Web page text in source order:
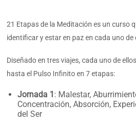
21 Etapas de la Meditación es un curso
identificar y estar en paz en cada uno
Diseñado en tres viajes, cada uno de
hasta el Pulso Infinito en 7 etapas:
Jornada 1 : Malestar,
Concentración, Absorción,
del Ser